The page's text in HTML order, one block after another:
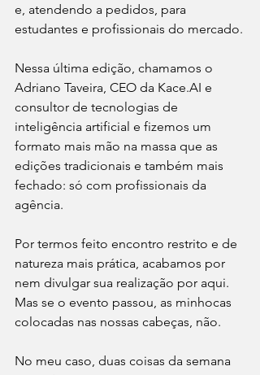
e, atendendo a pedidos, para
estudantes e profissionais do mercado.
Nessa última edição, chamamos o
Adriano Taveira, CEO da Kace.AI e
consultor de tecnologias de
inteligência artificial e fizemos um
formato mais mão na massa que as
edições tradicionais e também mais
fechado: só com profissionais da
agência.
Por termos feito encontro restrito e de
natureza mais prática, acabamos por
nem divulgar sua realização por aqui.
Mas se o evento passou, as minhocas
colocadas nas nossas cabeças, não.
No meu caso, duas coisas da semana